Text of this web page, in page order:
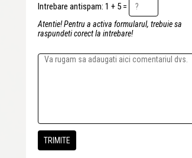
Intrebare antispam: 1 + 5 =
Atentie! Pentru a activa formularul, trebuie sa
raspundeti corect la intrebare!